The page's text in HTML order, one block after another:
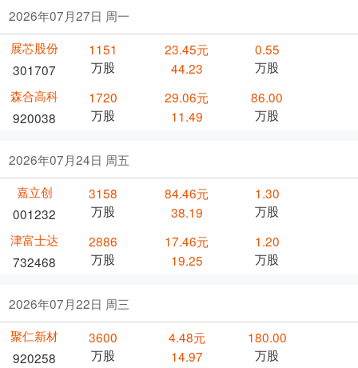
2026年07月27日 周一
展芯股份
301707
1151
万股
23.45元
44.23
0.55
万股
森合高科
920038
1720
万股
29.06元
11.49
86.00
万股
2026年07月24日 周五
嘉立创
001232
3158
万股
84.46元
38.19
1.30
万股
津富士达
732468
2886
万股
17.46元
19.25
1.20
万股
2026年07月22日 周三
聚仁新材
920258
3600
万股
4.48元
14.97
180.00
万股